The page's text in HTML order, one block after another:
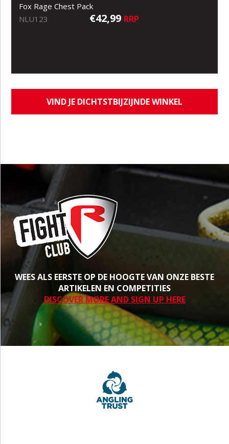
Fox Rage Chest Pack
NLU123
€42,99 RRP
VIND JE DICHTSTBIJZIJNDE WINKEL
WEES ALS EERSTE OP DE HOOGTE VAN ONZE BESTE
ARTIKELEN EN COMPETITIES
DISCOVER MORE AND SIGN UP HERE